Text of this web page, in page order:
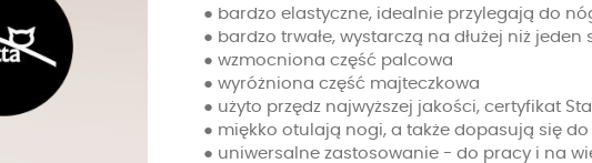
● bardzo elastyczne, idealnie przylegają do
● bardzo trwałe, wystarczą na dłużej niż jeden
● wzmocniona część palcowa
● wyróżniona część majteczkowa
● użyto przędz najwyższej jakości, certyfikat
● miękko otulają nogi, a także dopasują się do
● uniwersalne zastosowanie - do pracy i na